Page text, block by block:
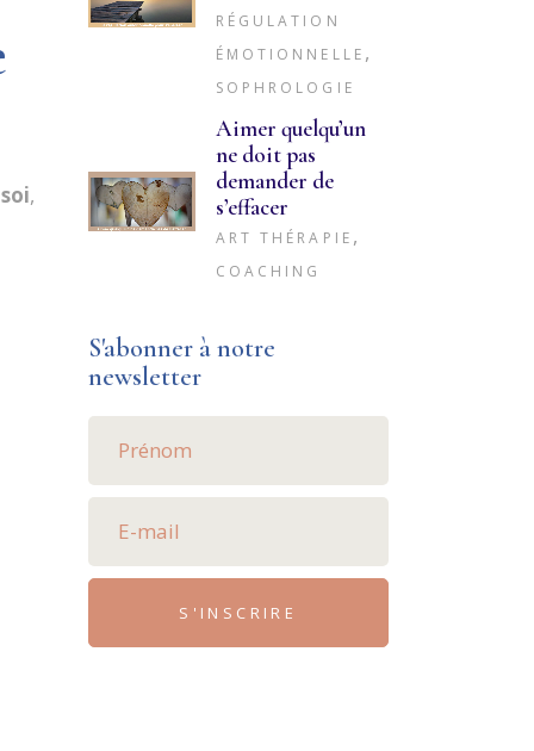
,
RÉGULATION
ÉMOTIONNELLE ,
SOPHROLOGIE
Aimer quelqu’un
ne doit pas
demander de
s’effacer
ART THÉRAPIE ,
COACHING
S'abonner à notre
newsletter
S'INSCRIRE